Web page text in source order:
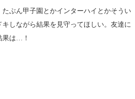
ぶん甲子園とかインターハイとかそうい
しながら結果を見守ってほしい。友達に
果は…！